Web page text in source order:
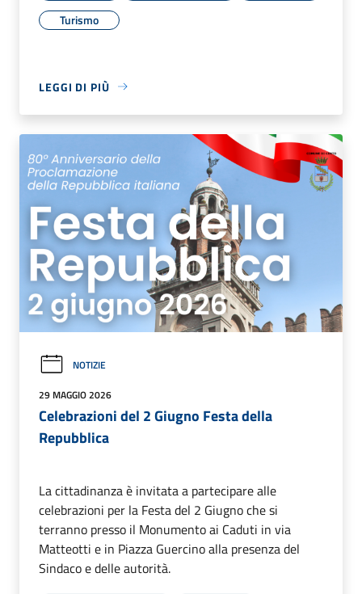
Turismo
LEGGI DI PIÙ
NOTIZIE
29 MAGGIO 2026
Celebrazioni del 2 Giugno Festa della
Repubblica
La cittadinanza è invitata a partecipare alle
celebrazioni per la Festa del 2 Giugno che si
terranno presso il Monumento ai Caduti in via
Matteotti e in Piazza Guercino alla presenza del
Sindaco e delle autorità.